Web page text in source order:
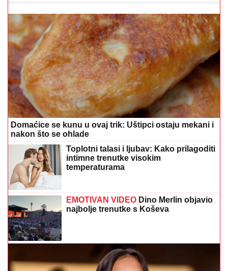
Domaćice se kunu u ovaj trik: Uštipci ostaju mekani i
nakon što se ohlade
Toplotni talasi i ljubav: Kako prilagoditi
intimne trenutke visokim
temperaturama
EMOTIVAN VIDEO Dino Merlin objavio
najbolje trenutke s Koševa